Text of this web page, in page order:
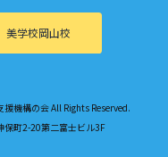
美学校岡山校
機構の会 All Rights Reserved.
町2-20第二富士ビル3F